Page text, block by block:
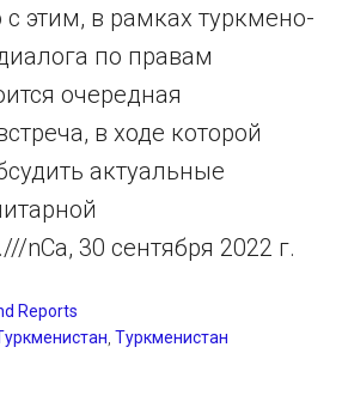
этим, в рамках туркмено-
по правам
очередная
в ходе которой
актуальные
nCa, 30 сентября 2022 г.
Reports
,Туркменистан